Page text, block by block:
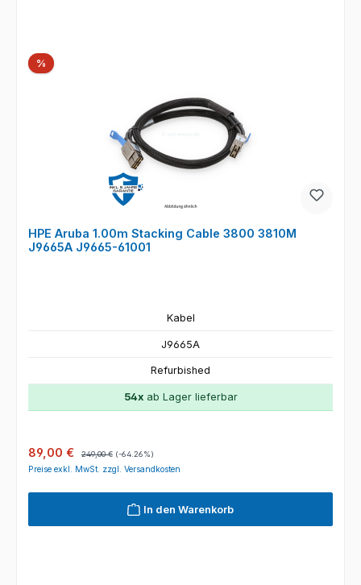
%Rabatt
HPE Aruba 1.00m Stacking Cable 3800 3810M
J9665A J9665-61001
Kabel
J9665A
Refurbished
54xab Lager lieferbar
Verkaufspreis:
89,00 € Regulärer Preis:
249,00 € (-64.26%)
Preise exkl. MwSt. zzgl. Versandkosten
In den Warenkorb